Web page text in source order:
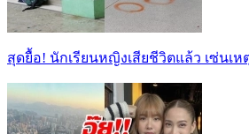
สุดยื้อ! นักเรียนหญิงเสียชีวิตแล้ว เซ่นเห